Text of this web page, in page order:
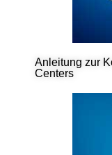
Anleitung zur
Centers